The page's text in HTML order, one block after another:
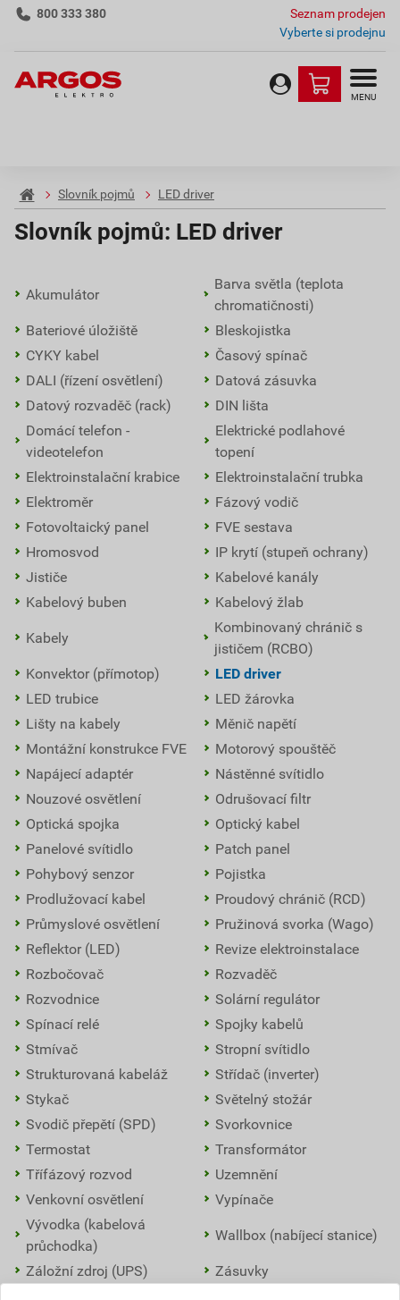
800 333 380
Seznam prodejen
Vyberte si prodejnu
MENU
Slovník pojmů LED driver
Slovník pojmů: LED driver
Akumulátor
Barva světla (teplota
chromatičnosti)
Bateriové úložiště
Bleskojistka
CYKY kabel
Časový spínač
DALI (řízení osvětlení)
Datová zásuvka
Datový rozvaděč (rack)
DIN lišta
Domácí telefon -
videotelefon
Elektrické podlahové
topení
Elektroinstalační krabice
Elektroinstalační trubka
Elektroměr
Fázový vodič
Fotovoltaický panel
FVE sestava
Hromosvod
IP krytí (stupeň ochrany)
Jističe
Kabelové kanály
Kabelový buben
Kabelový žlab
Kabely
Kombinovaný chránič s
jističem (RCBO)
Konvektor (přímotop)
LED driver
LED trubice
LED žárovka
Lišty na kabely
Měnič napětí
Montážní konstrukce FVE
Motorový spouštěč
Napájecí adaptér
Nástěnné svítidlo
Nouzové osvětlení
Odrušovací filtr
Optická spojka
Optický kabel
Panelové svítidlo
Patch panel
Pohybový senzor
Pojistka
Prodlužovací kabel
Proudový chránič (RCD)
Průmyslové osvětlení
Pružinová svorka (Wago)
Reflektor (LED)
Revize elektroinstalace
Rozbočovač
Rozvaděč
Rozvodnice
Solární regulátor
Spínací relé
Spojky kabelů
Stmívač
Stropní svítidlo
Strukturovaná kabeláž
Střídač (inverter)
Stykač
Světelný stožár
Svodič přepětí (SPD)
Svorkovnice
Termostat
Transformátor
Třífázový rozvod
Uzemnění
Venkovní osvětlení
Vypínače
Vývodka (kabelová
průchodka)
Wallbox (nabíjecí stanice)
Záložní zdroj (UPS)
Zásuvky